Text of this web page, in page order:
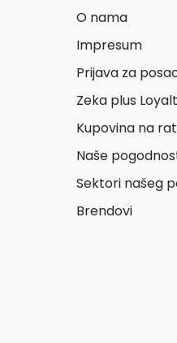
O nama
Impresum
Prijava za
Zeka plus
Kupovina na
Naše
Sektori našeg
Brendovi